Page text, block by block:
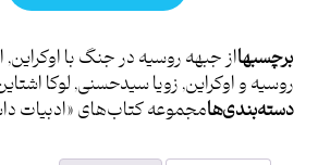
برچسبهااز جبهه روسیه در جنگ با اوکراین,
روسیه و اوکراین,زویا سیدحسنی,لوکا
دسته بندی هامجموعه کتاب‌های «ادبیات